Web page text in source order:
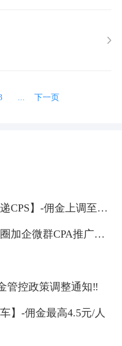
下一页
CPS】-佣金上调至
加企微群CPA推广】-
管控政策调整通知‼
】-佣金最高4.5元/人